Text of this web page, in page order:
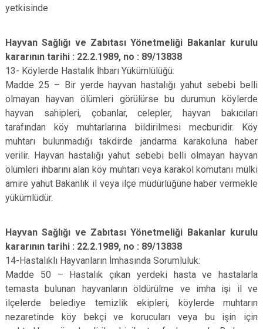
yetkisinde
Hayvan Sağlığı ve Zabıtası Yönetmeliği Bakanlar kurulu
kararının tarihi : 22.2.1989, no : 89/13838
13- Köylerde Hastalık İhbarı Yükümlülüğü:
Madde 25 – Bir yerde hayvan hastalığı yahut sebebi belli
olmayan hayvan ölümleri görülürse bu durumun köylerde
hayvan sahipleri, çobanlar, celepler, hayvan bakıcıları
tarafından köy muhtarlarına bildirilmesi mecburidir. Köy
muhtarı bulunmadığı takdirde jandarma karakoluna haber
verilir. Hayvan hastalığı yahut sebebi belli olmayan hayvan
ölümleri ihbarını alan köy muhtarı veya karakol komutanı mülki
amire yahut Bakanlık il veya ilçe müdürlüğüne haber vermekle
yükümlüdür.
Hayvan Sağlığı ve Zabıtası Yönetmeliği Bakanlar kurulu
kararının tarihi : 22.2.1989, no : 89/13838
14-Hastalıklı Hayvanların İmhasında Sorumluluk:
Madde 50 – Hastalık çıkan yerdeki hasta ve hastalarla
temasta bulunan hayvanların öldürülme ve imha işi il ve
ilçelerde belediye temizlik ekipleri, köylerde muhtarın
nezaretinde köy bekçi ve korucuları veya bu işin için